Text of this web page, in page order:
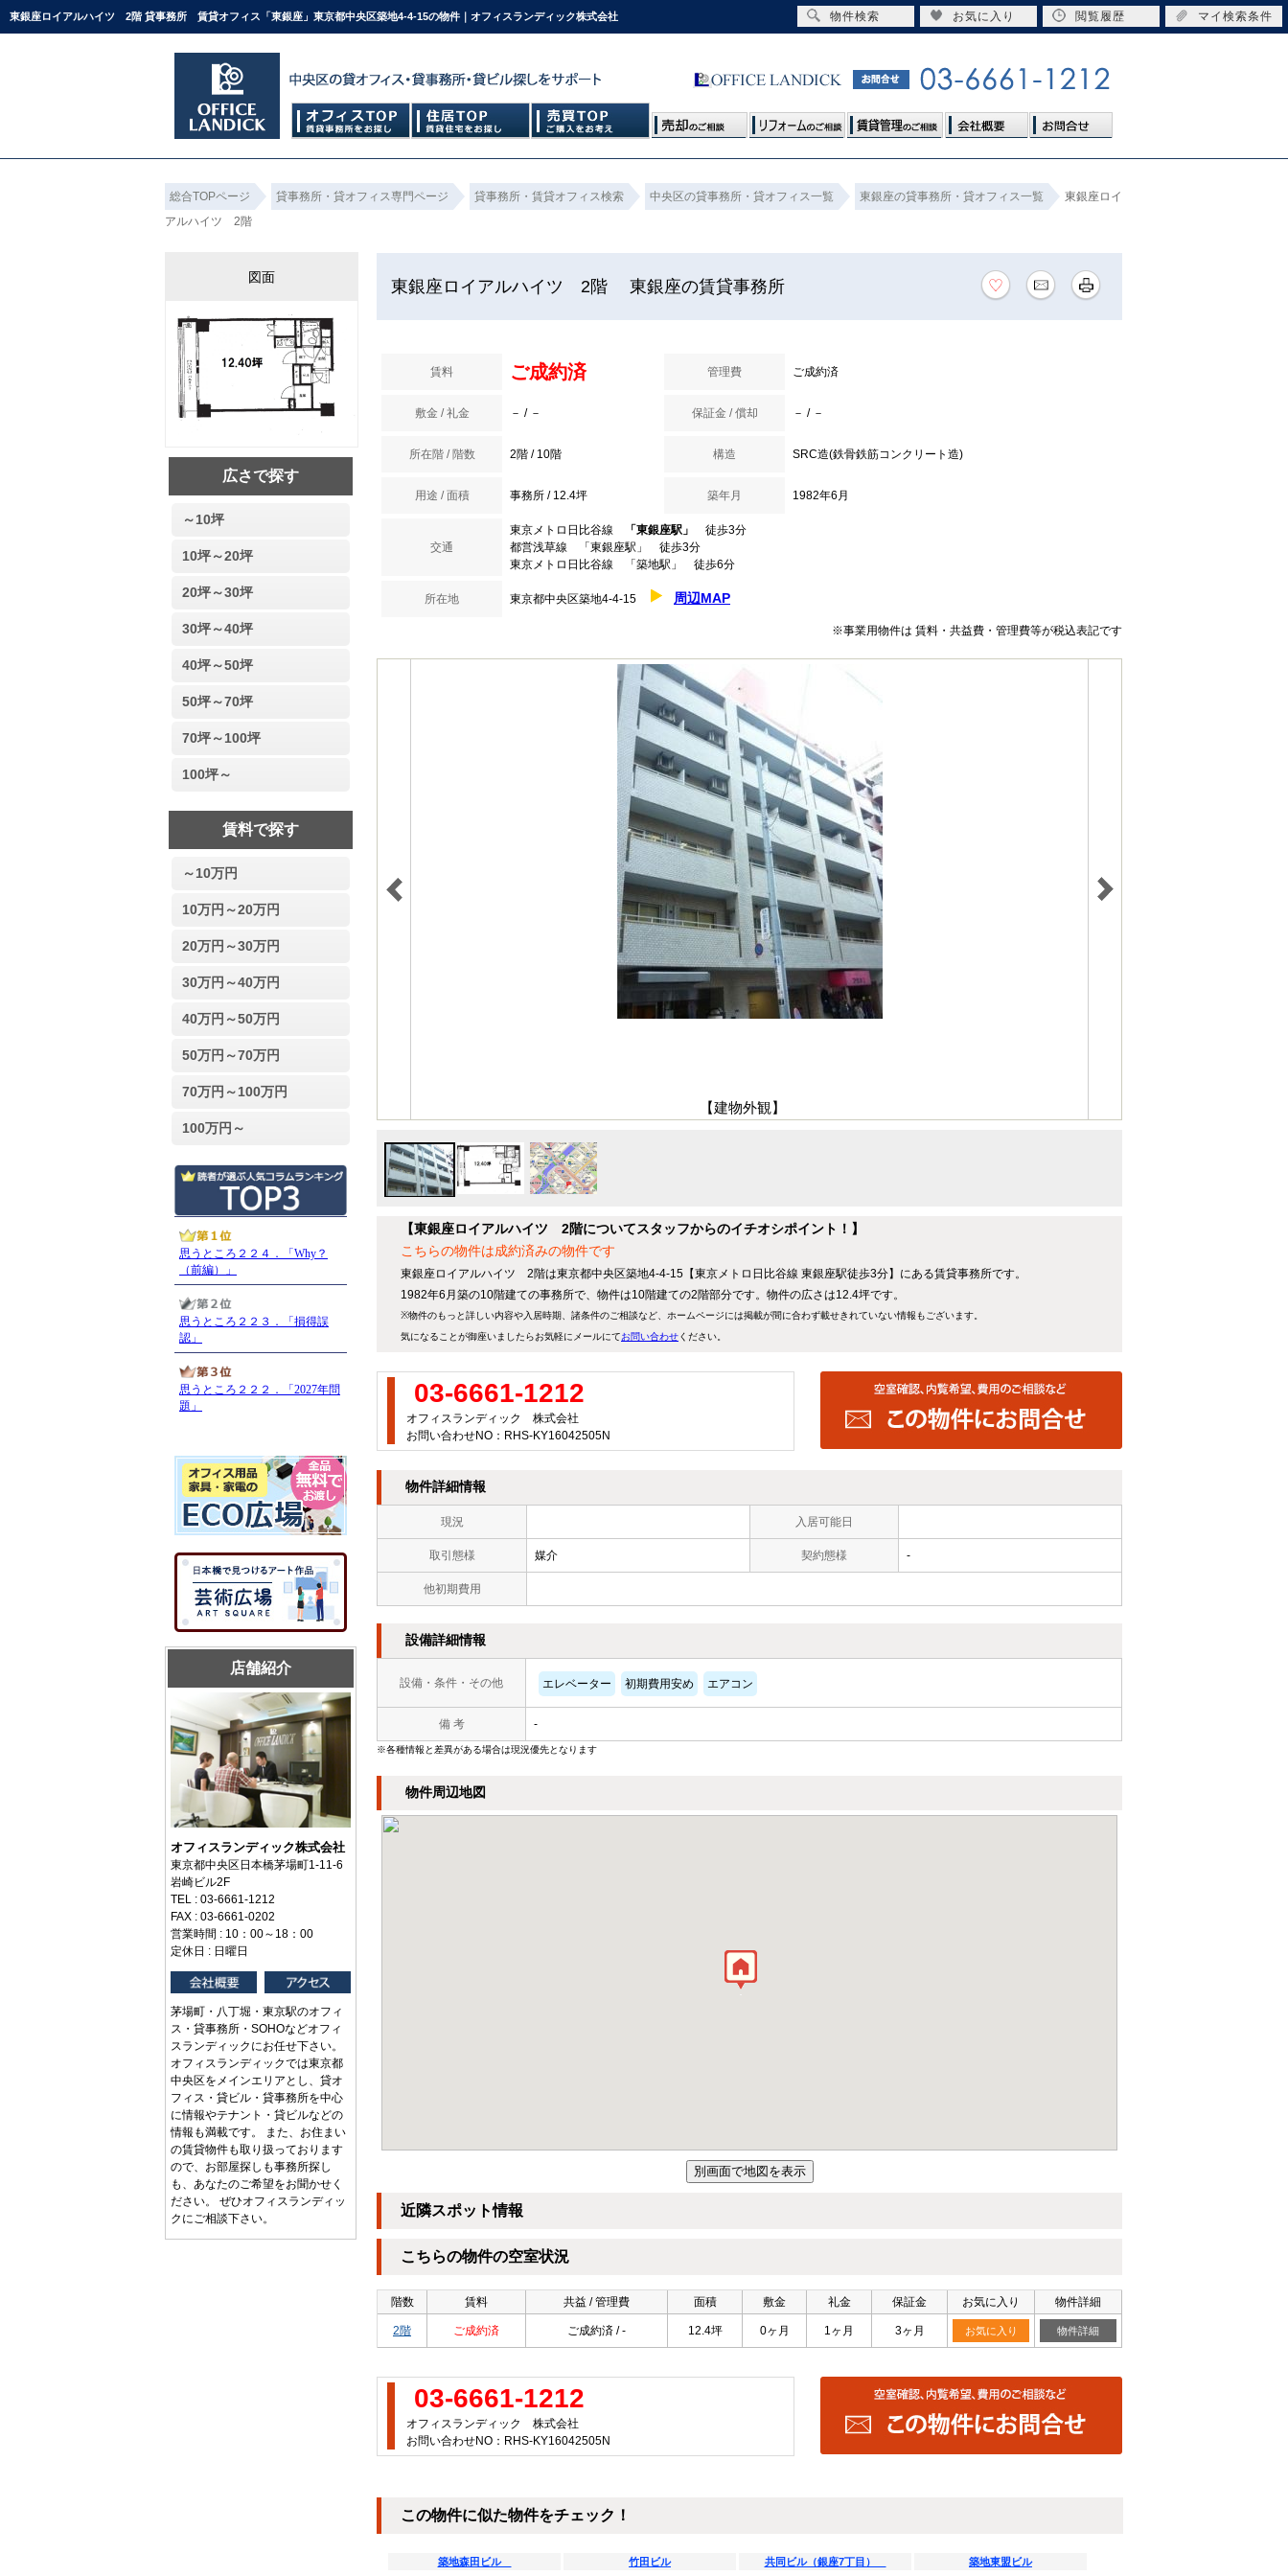
東銀座ロイアルハイツ 2階 貸事務所 賃貸オフィス「東銀座」東京都中央区築地4-4-15の物件｜オフィスランディック株式会社
総合TOPページ 貸事務所・貸オフィス専門ページ 貸事務所・賃貸オフィス検索 中央区の貸事務所・貸オフィス一覧 東銀座の貸事務所・貸オフィス一覧
東銀座ロイ
アルハイツ 2階
東銀座ロイアルハイツ 2階 東銀座の賃貸事務所
賃料 ご成約済 管理費 ご成約済
敷金 / 礼金 － / － 保証金 / 償却 － / －
所在階 / 階数 2階 / 10階 構造 SRC造(鉄骨鉄筋コンクリート造)
用途 / 面積 事務所 / 12.4坪 築年月 1982年6月
交通
東京メトロ日比谷線 「東銀座駅」
徒歩3分
都営浅草線 「東銀座駅」 徒歩3分
東京メトロ日比谷線 「築地駅」 徒歩6分
所在地 東京都中央区築地4-4-15 周辺MAP
※事業用物件は 賃料・共益費・管理費等が税込表記です
【建物外観】
【東銀座ロイアルハイツ 2階についてスタッフからのイチオシポイント！】
こちらの物件は成約済みの物件です
東銀座ロイアルハイツ 2階は東京都中央区築地4-4-15【東京メトロ日比谷線 東銀座駅徒歩3分】にある賃貸事務所です。
1982年6月築の10階建ての事務所で、物件は10階建ての2階部分です。物件の広さは12.4坪です。
※物件のもっと詳しい内容や入居時期、諸条件のご相談など、ホームページには掲載が間に合わず載せきれていない情報もございます。
気になることが御座いましたらお気軽にメールにてお問い合わせください。
03-6661-1212
オフィスランディック 株式会社
お問い合わせNO：RHS-KY16042505N
物件詳細情報
現況 入居可能日
取引態様 媒介 契約態様 -
他初期費用
設備詳細情報
設備・条件・その他 エレベーター 初期費用安め エアコン
備 考 -
※各種情報と差異がある場合は現況優先となります
物件周辺地図
近隣スポット情報
こちらの物件の空室状況
階数 賃料 共益 / 管理費 面積 敷金 礼金 保証金 お気に入り 物件詳細
2階 ご成約済 ご成約済 / - 12.4坪 0ヶ月 1ヶ月 3ヶ月 お気に入り 物件詳細
03-6661-1212
オフィスランディック 株式会社
お問い合わせNO：RHS-KY16042505N
この物件に似た物件をチェック！
築地森田ビル 竹田ビル 共同ビル（銀座7丁目） 築地東盟ビル
図面
広さで探す
～10坪
10坪～20坪
20坪～30坪
30坪～40坪
40坪～50坪
50坪～70坪
70坪～100坪
100坪～
賃料で探す
～10万円
10万円～20万円
20万円～30万円
30万円～40万円
40万円～50万円
50万円～70万円
70万円～100万円
100万円～
店舗紹介
オフィスランディック株式会社
東京都中央区日本橋茅場町1-11-6
岩崎ビル2F
TEL : 03-6661-1212
FAX : 03-6661-0202
営業時間 : 10：00～18：00
定休日 : 日曜日
茅場町・八丁堀・東京駅のオフィ
ス・貸事務所・SOHOなどオフィ
スランディックにお任せ下さい。
オフィスランディックでは東京都
中央区をメインエリアとし、貸オ
フィス・貸ビル・貸事務所を中心
に情報やテナント・貸ビルなどの
情報も満載です。 また、お住まい
の賃貸物件も取り扱っております
ので、お部屋探しも事務所探し
も、あなたのご希望をお聞かせく
ださい。 ぜひオフィスランディッ
クにご相談下さい。
物件検索 お気に入り 閲覧履歴 マイ検索条件